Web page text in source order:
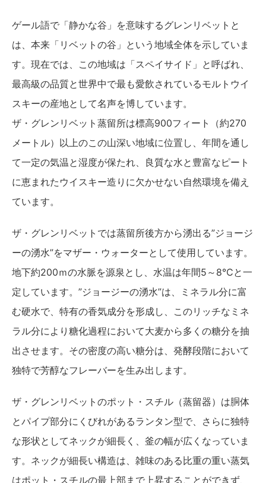
ゲール語で「静かな谷」を意味するグレンリベットと
は、本来「リベットの谷」という地域全体を示していま
す。現在では、この地域は「スペイサイド」と呼ばれ、
最高級の品質と世界中で最も愛飲されているモルトウイ
スキーの産地として名声を博しています。
ザ・グレンリベット蒸留所は標高900フィート（約270
メートル）以上のこの山深い地域に位置し、年間を通し
て一定の気温と湿度が保たれ、良質な水と豊富なピート
に恵まれたウイスキー造りに欠かせない自然環境を備え
ています。
ザ・グレンリベットでは蒸留所後方から湧出る”ジョージ
ーの湧水”をマザー・ウォーターとして使用しています。
地下約200ｍの水脈を源泉とし、水温は年間5～8℃と一
定しています。”ジョージーの湧水”は、ミネラル分に富
む硬水で、特有の香気成分を形成し、このリッチなミネ
ラル分により糖化過程において大麦から多くの糖分を抽
出させます。その密度の高い糖分は、発酵段階において
独特で芳醇なフレーバーを生み出します。
ザ・グレンリベットのポット・スチル（蒸留器）は胴体
とパイプ部分にくびれがあるランタン型で、さらに独特
な形状としてネックが細長く、釜の幅が広くなっていま
す。ネックが細長い構造は、雑味のある比重の重い蒸気
はポット・スチルの最上部まで上昇することができず、